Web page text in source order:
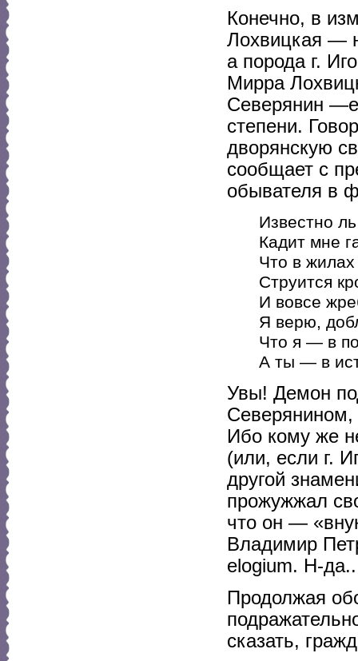
Конечно, в
Лохвицкая —
а порода г.
Мирра
Северянин
степени.
дворянскую
сообщает с
обывателя в
Известно
Кадит мне
Что в
Струится
И вовсе
Я верю,
Что я — в
А ты — в
Увы! Демон
Северянином,
Ибо кому же
(или, если г.
другой
прожужжал
что он —
Владимир
elogium. Н-
Продолжая
сказать,